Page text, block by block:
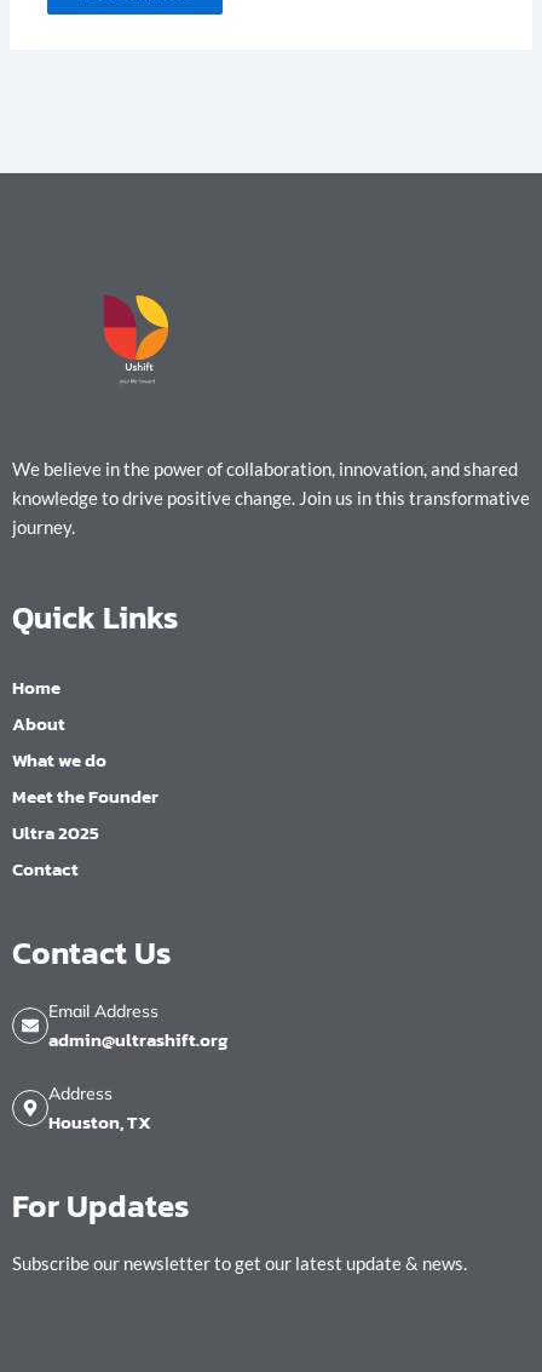
We believe in the power of collaboration, innovation, and shared
knowledge to drive positive change. Join us in this transformative
journey.
Quick Links
Home
About
What we do
Meet the Founder
Ultra 2025
Contact
Contact Us
Email Address
admin@ultrashift.org
Address
Houston, TX
For Updates
Subscribe our newsletter to get our latest update & news.